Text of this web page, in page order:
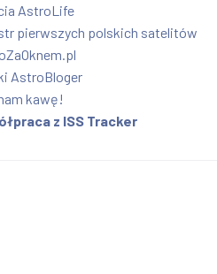
AstroLife
pierwszych polskich satelitów
AstroBloger
kawę!
z ISS Tracker